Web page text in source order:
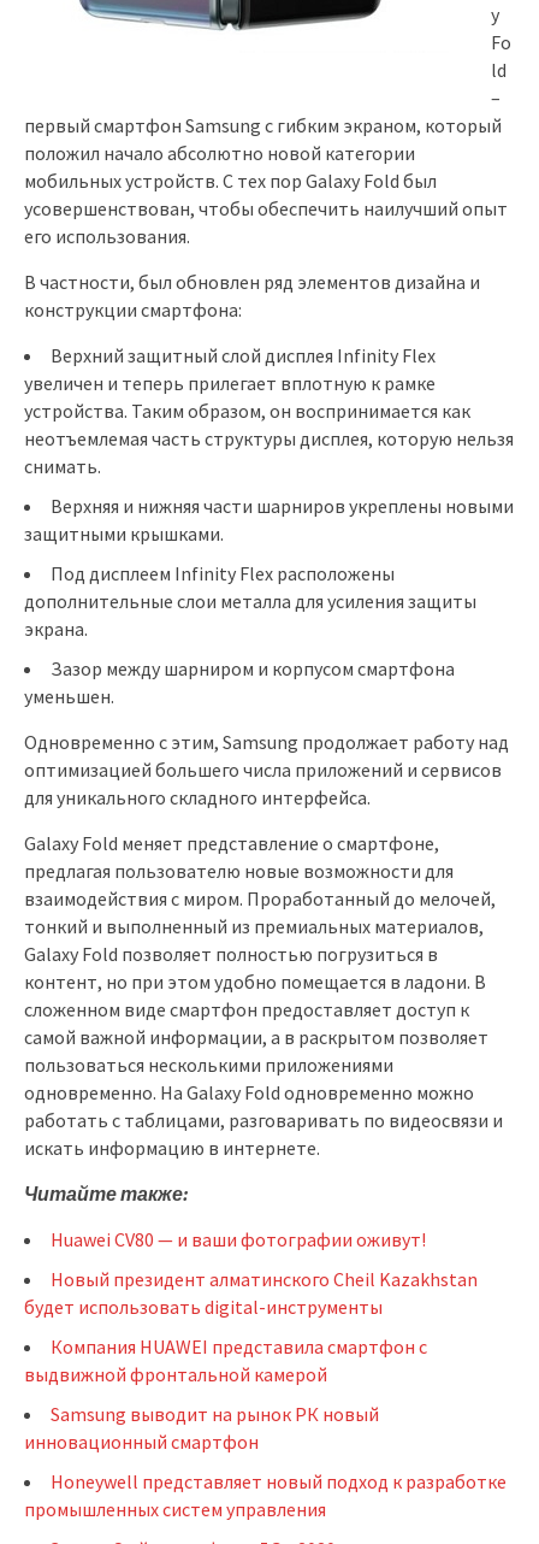
y
Fo
ld
–
первый смартфон Samsung с гибким экраном, который
положил начало абсолютно новой категории
мобильных устройств. С тех пор Galaxy Fold был
усовершенствован, чтобы обеспечить наилучший опыт
его использования.
В частности, был обновлен ряд элементов дизайна и
конструкции смартфона:
Верхний защитный слой дисплея Infinity Flex
увеличен и теперь прилегает вплотную к рамке
устройства. Таким образом, он воспринимается как
неотъемлемая часть структуры дисплея, которую нельзя
снимать.
Верхняя и нижняя части шарниров укреплены новыми
защитными крышками.
Под дисплеем Infinity Flex расположены
дополнительные слои металла для усиления защиты
экрана.
Зазор между шарниром и корпусом смартфона
уменьшен.
Одновременно с этим, Samsung продолжает работу над
оптимизацией большего числа приложений и сервисов
для уникального складного интерфейса.
Galaxy Fold меняет представление о смартфоне,
предлагая пользователю новые возможности для
взаимодействия с миром. Проработанный до мелочей,
тонкий и выполненный из премиальных материалов,
Galaxy Fold позволяет полностью погрузиться в
контент, но при этом удобно помещается в ладони. В
сложенном виде смартфон предоставляет доступ к
самой важной информации, а в раскрытом позволяет
пользоваться несколькими приложениями
одновременно. На Galaxy Fold одновременно можно
работать с таблицами, разговаривать по видеосвязи и
искать информацию в интернете.
Читайте также:
Huawei CV80 — и ваши фотографии оживут!
Новый президент алматинского Cheil Kazakhstan
будет использовать digital-инструменты
Компания HUAWEI представила смартфон с
выдвижной фронтальной камерой
Samsung выводит на рынок РК новый
инновационный смартфон
Honeywell представляет новый подход к разработке
промышленных систем управления